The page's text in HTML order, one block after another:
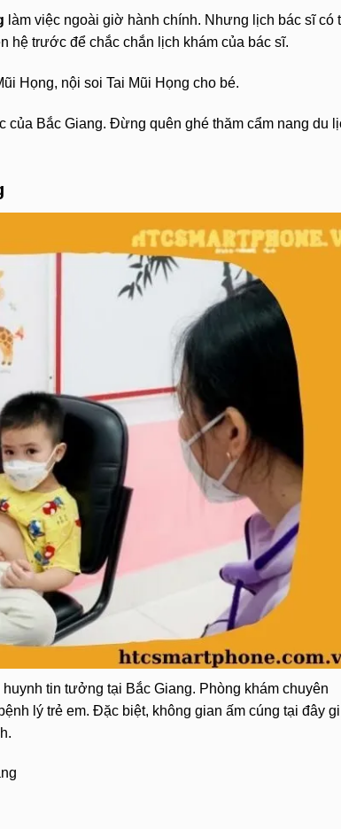
làm việc ngoài giờ hành chính. Nhưng lịch bác sĩ có
hệ trước để chắc chắn lịch khám của bác sĩ.
Họng, nội soi Tai Mũi Họng cho bé.
của Bắc Giang. Đừng quên ghé thăm cẩm nang du
tin tưởng tại Bắc Giang. Phòng khám chuyên
lý trẻ em. Đặc biệt, không gian ấm cúng tại đây